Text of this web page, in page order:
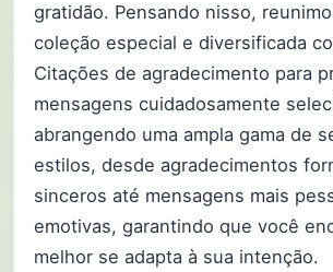
gratidão. Pensando nisso,
coleção especial e diversificada
Citações de agradecimento para
mensagens cuidadosamente
abrangendo uma ampla gama de
estilos, desde agradecimentos
sinceros até mensagens mais
emotivas, garantindo que você
melhor se adapta à sua intenção.